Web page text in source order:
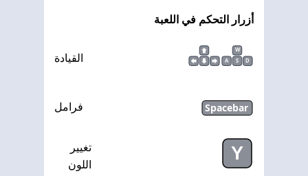
أزرار التحكم في اللعبة
W
A
S D القيادة
Spacebar فرامل
Y
تغيير
اللون